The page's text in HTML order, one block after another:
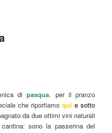
dipasqua. per il pranzo
che riportiamo qui e sotto
da due ottimi vini naturali
sono la passerina del